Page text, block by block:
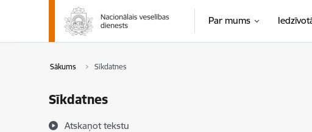
Pāriet uz lapas saturu
Par mums
Sākums Sīkdatnes
Sīkdatnes
Atskaņot tekstu